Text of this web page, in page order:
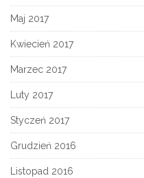
Maj 2017
Kwiecień 2017
Marzec 2017
Luty 2017
Styczeń 2017
Grudzień 2016
Listopad 2016